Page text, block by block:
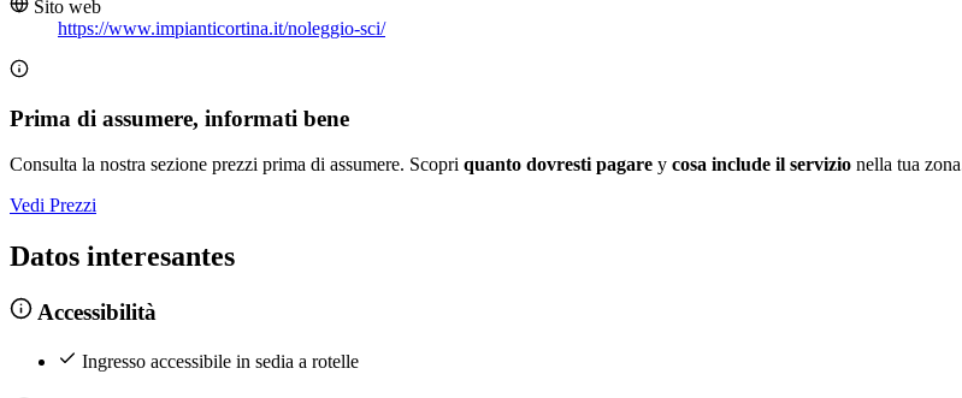
Sito web
https://www.impianticortina.it/noleggio-sci/
Prima di assumere, informati bene
Consulta la nostra sezione prezzi prima di assumere. Scopri quanto dovresti pagare y cosa include il servizio nella tua
Vedi Prezzi
Datos interesantes
Accessibilità
Ingresso accessibile in sedia a rotelle